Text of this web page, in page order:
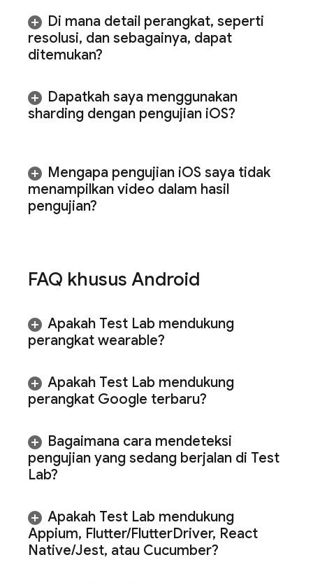
Di mana detail perangkat, seperti
resolusi, dan sebagainya, dapat
ditemukan?
Dapatkah saya menggunakan
sharding dengan pengujian iOS?
Mengapa pengujian iOS saya tidak
menampilkan video dalam hasil
pengujian?
FAQ khusus Android
Apakah Test Lab mendukung
perangkat wearable?
Apakah Test Lab mendukung
perangkat Google terbaru?
Bagaimana cara mendeteksi
pengujian yang sedang berjalan di Test
Lab?
Apakah Test Lab mendukung
Appium, Flutter/FlutterDriver, React
Native/Jest, atau Cucumber?